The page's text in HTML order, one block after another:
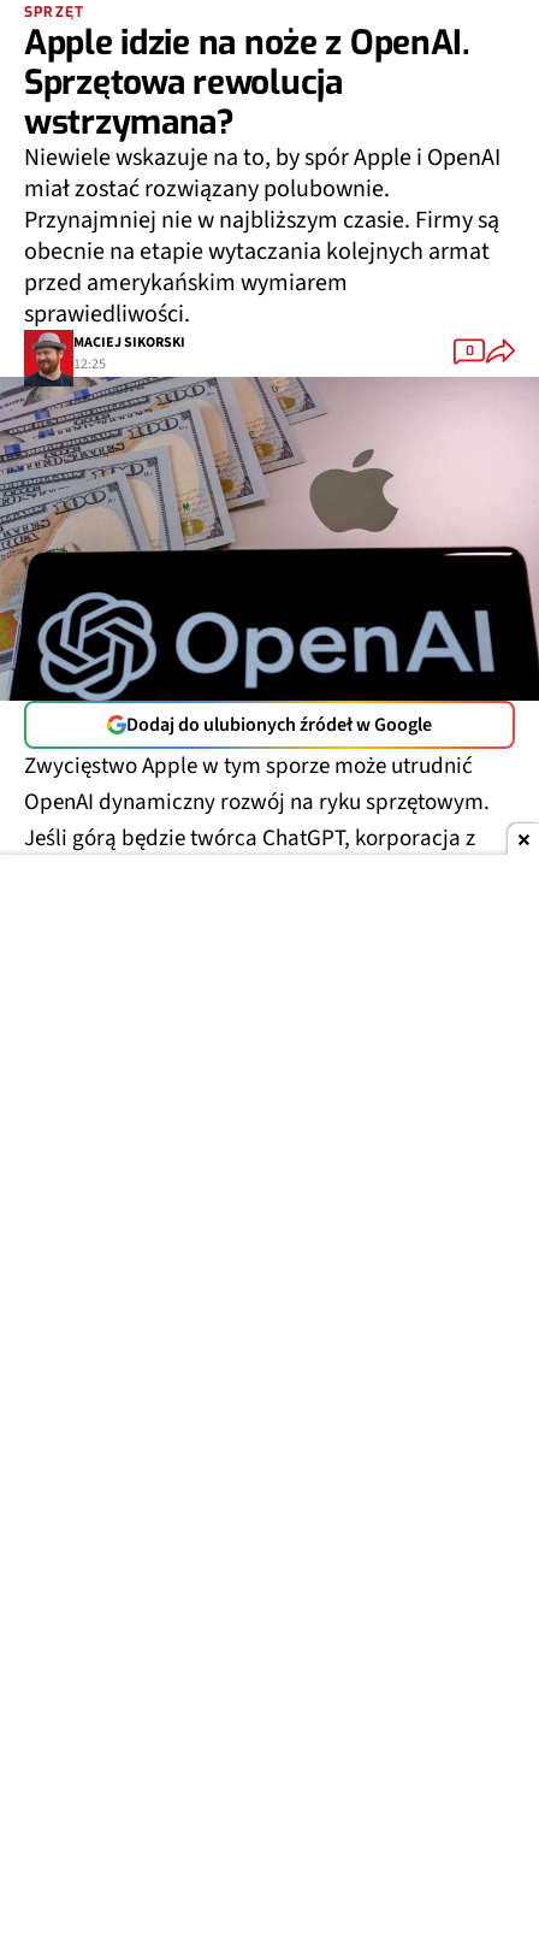
SPRZĘT
Apple idzie na noże z OpenAI.
Sprzętowa rewolucja
wstrzymana?
Niewiele wskazuje na to, by spór Apple i OpenAI
miał zostać rozwiązany polubownie.
Przynajmniej nie w najbliższym czasie. Firmy są
obecnie na etapie wytaczania kolejnych armat
przed amerykańskim wymiarem
sprawiedliwości.
MACIEJ SIKORSKI
12:25
0
Dodaj do ulubionych źródeł w Google
Zwycięstwo Apple w tym sporze może utrudnić
OpenAI dynamiczny rozwój na ryku sprzętowym.
Jeśli górą będzie twórca ChatGPT, korporacja z